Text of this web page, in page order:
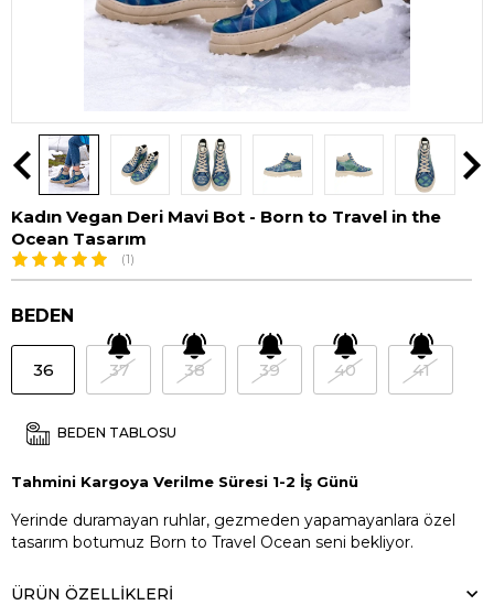
Kadın Vegan Deri Mavi Bot - Born to Travel in the
Ocean Tasarım
(1)
BEDEN
36 37 38 39 40 41
BEDEN TABLOSU
Tahmini Kargoya Verilme Süresi 1-2 İş Günü
Yerinde duramayan ruhlar, gezmeden yapamayanlara özel
tasarım botumuz Born to Travel Ocean seni bekliyor.
ÜRÜN ÖZELLIKLERI